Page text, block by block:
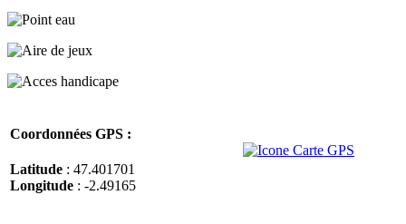
Coordonnées GPS :
Latitude : 47.401701
Longitude : -2.49165